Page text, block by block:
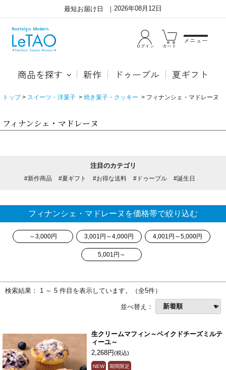
最短お届け日 2026年08月12日
ログイン カート
メニュー
商品を探す 新作 ドゥーブル 夏ギフト
トップ スイーツ・洋菓子 焼き菓子・クッキー フィナンシェ・マドレーヌ
フィナンシェ・マドレーヌ
注目のカテゴリ
#新作商品 #夏ギフト #お得な送料 #ドゥーブル #誕生日
フィナンシェ・マドレーヌを価格帯で絞り込む
～3,000円 3,001円～4,000円 4,001円～5,000円
5,001円～
検索結果： 1 ～ 5 件目を表示しています。（全5件）
並べ替え：
生クリームマフィン～ベイクドチーズミルテ
ィーユ～
2,268円(税込)
NEW 期間限定